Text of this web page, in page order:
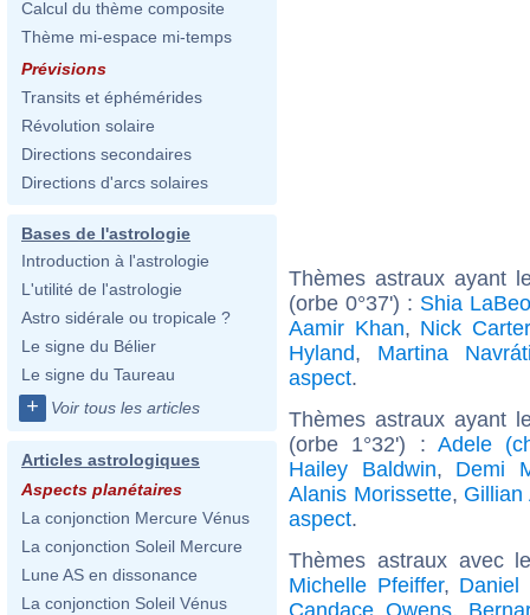
Calcul du thème composite
Thème mi-espace mi-temps
Prévisions
Transits et éphémérides
Révolution solaire
Directions secondaires
Directions d'arcs solaires
Bases de l'astrologie
Introduction à l'astrologie
L'utilité de l'astrologie
Astro sidérale ou tropicale ?
Le signe du Bélier
Le signe du Taureau
+ Voir tous les articles
Articles astrologiques
Aspects planétaires
La conjonction Mercure Vénus
La conjonction Soleil Mercure
Lune AS en dissonance
La conjonction Soleil Vénus
Thèmes astraux ayant
(orbe 0°37') : Shia
Aamir Khan, Nick Carter
Hyland, Martina
aspect.
Thèmes astraux ayant
(orbe 1°32') : Adele
Hailey Baldwin, Demi
Alanis Morissette, Gillian
aspect.
Thèmes astraux avec
Michelle Pfeiffer, Daniel
Candace Owens,